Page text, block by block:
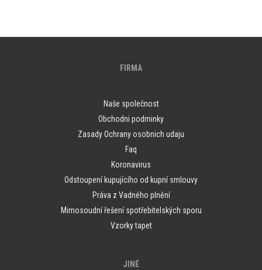
FIRMA
Naše společnost
Obchodni podminky
Zasady Ochrany osobnich udaju
Faq
Koronavirus
Odstoupení kupujícího od kupní smlouvy
Práva z Vadného plnění
Mimosoudní řešení spotřebitelských sporu
Vzorky tapet
JINÉ